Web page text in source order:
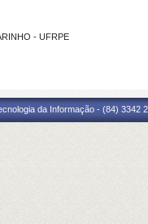
- UFRPE
da Informação - (84)